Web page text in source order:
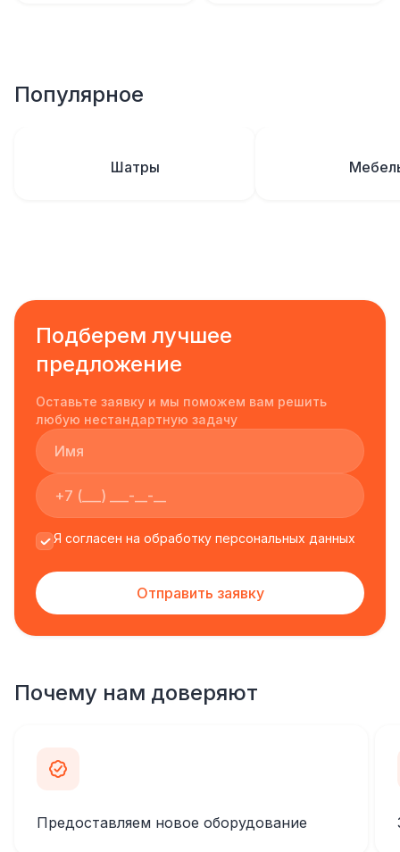
Популярное
Шатры
Подберем лучшее
предложение
Оставьте заявку и мы поможем вам решить
любую нестандартную задачу
Я согласен на обработку персональных данных
Отправить заявку
Почему нам доверяют
Предоставляем новое оборудование